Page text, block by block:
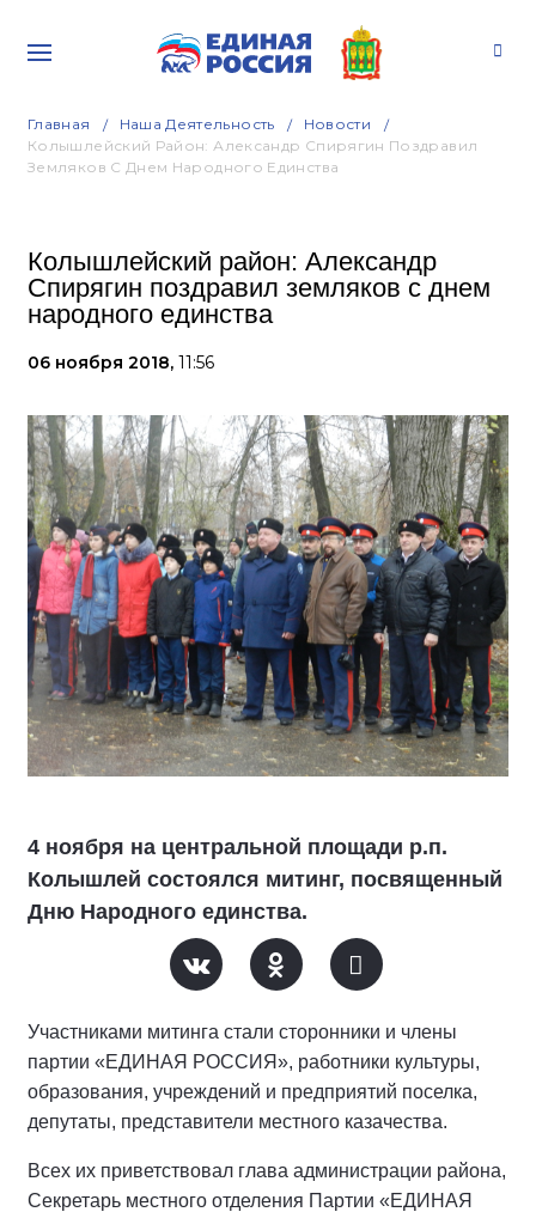
Главная Наша Деятельность
Новости
Колышлейский Район: Александр Спирягин Поздравил
Земляков С Днем Народного Единства
Колышлейский район: Александр
Спирягин поздравил земляков с днем
народного единства
06 ноября 2018, 11:56
4 ноября на центральной площади р.п.
Колышлей состоялся митинг, посвященный
Дню Народного единства.
Участниками митинга стали сторонники и члены
партии «ЕДИНАЯ РОССИЯ», работники культуры,
образования, учреждений и предприятий поселка,
депутаты, представители местного казачества.
Всех их приветствовал глава администрации района,
Секретарь местного отделения Партии «ЕДИНАЯ